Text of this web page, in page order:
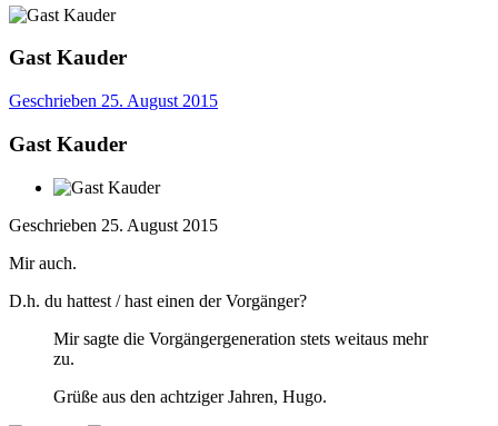
Gast Kauder
Geschrieben 25. August 2015
Gast Kauder
Geschrieben 25. August 2015
Mir auch.
D.h. du hattest / hast einen der Vorgänger?
Mir sagte die Vorgängergeneration stets weitaus mehr
zu.
Grüße aus den achtziger Jahren, Hugo.